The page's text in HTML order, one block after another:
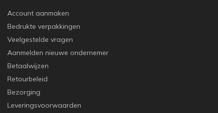
Account aanmaken
Bedrukte verpakkingen
Veelgestelde vragen
Aanmelden nieuwe ondernemer
Betaalwijzen
Retourbeleid
Bezorging
Leveringsvoorwaarden